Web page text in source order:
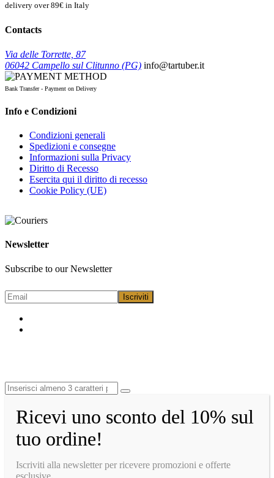
delivery over 89€ in Italy
Contacts
Via delle Torrette, 87
06042 Campello sul Clitunno (PG) info@tartuber.it
Bank Transfer - Payment on Delivery
Info e Condizioni
Condizioni generali
Spedizioni e consegne
Informazioni sulla Privacy
Diritto di Recesso
Esercita qui il diritto di recesso
Cookie Policy (UE)
Newsletter
Subscribe to our Newsletter
Ricevi uno sconto del 10% sul
tuo ordine!
Iscriviti alla newsletter per ricevere promozioni e offerte
esclusive.